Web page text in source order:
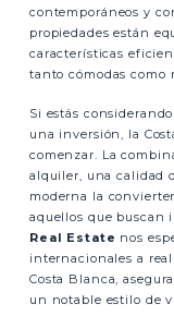
contemporáneos y
propiedades están
características
tanto cómodas como
Si estás
una inversión, la
comenzar. La
alquiler, una calidad
moderna la
aquellos que buscan
Real Estate nos
internacionales a
Costa Blanca,
un notable estilo de